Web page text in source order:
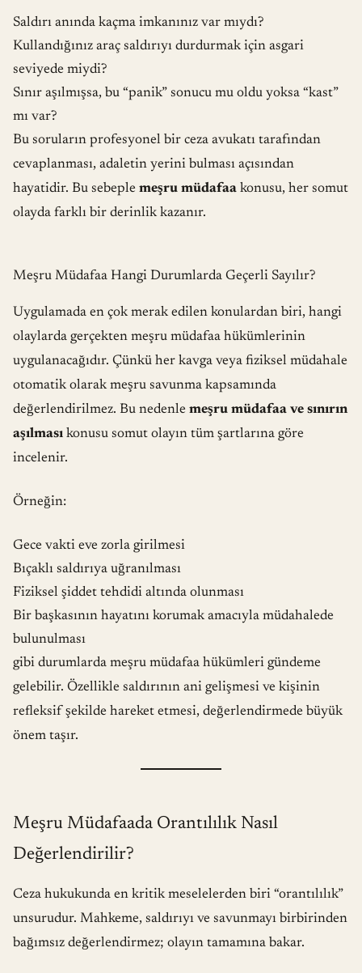
Saldırı anında kaçma imkanınız var mıydı?
Kullandığınız araç saldırıyı durdurmak için asgari
seviyede miydi?
Sınır aşılmışsa, bu “panik” sonucu mu oldu yoksa “kast”
mı var?
Bu soruların profesyonel bir ceza avukatı tarafından
cevaplanması, adaletin yerini bulması açısından
hayatidir. Bu sebeple meşru müdafaa konusu, her somut
olayda farklı bir derinlik kazanır.
Meşru Müdafaa Hangi Durumlarda Geçerli Sayılır?
Uygulamada en çok merak edilen konulardan biri, hangi
olaylarda gerçekten meşru müdafaa hükümlerinin
uygulanacağıdır. Çünkü her kavga veya fiziksel müdahale
otomatik olarak meşru savunma kapsamında
değerlendirilmez. Bu nedenle meşru müdafaa ve sınırın
aşılması konusu somut olayın tüm şartlarına göre
incelenir.
Örneğin:
Gece vakti eve zorla girilmesi
Bıçaklı saldırıya uğranılması
Fiziksel şiddet tehdidi altında olunması
Bir başkasının hayatını korumak amacıyla müdahalede
bulunulması
gibi durumlarda meşru müdafaa hükümleri gündeme
gelebilir. Özellikle saldırının ani gelişmesi ve kişinin
refleksif şekilde hareket etmesi, değerlendirmede büyük
önem taşır.
Meşru Müdafaada Orantılılık Nasıl
Değerlendirilir?
Ceza hukukunda en kritik meselelerden biri “orantılılık”
unsurudur. Mahkeme, saldırıyı ve savunmayı birbirinden
bağımsız değerlendirmez; olayın tamamına bakar.